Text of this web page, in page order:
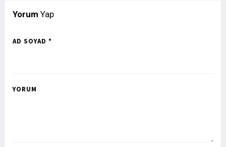
Yorum Yap
AD SOYAD *
YORUM